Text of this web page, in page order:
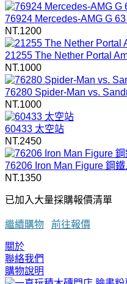
76924 Mercedes-AMG G
NT.1200
21255 The Nether Portal
NT.1000
76280 Spider-Man vs.
NT.1000
60433 太空站
NT.2450
76206 Iron Man Figure 鋼鐵
NT.1350
已加入大量採購報價清單
繼續購物 前往報價
關於
聯絡我們
購物說明